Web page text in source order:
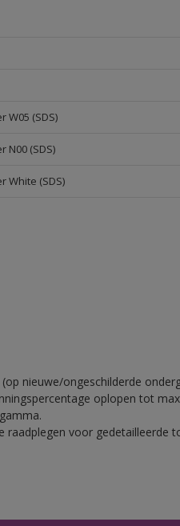
(SDS)
(SDS)
White (SDS)
nieuwe/ongeschilderde
oplopen tot
raadplegen voor gedetailleerde